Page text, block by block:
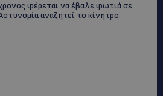
φέρεται να έβαλε φωτιά σε
αναζητεί το κίνητρο